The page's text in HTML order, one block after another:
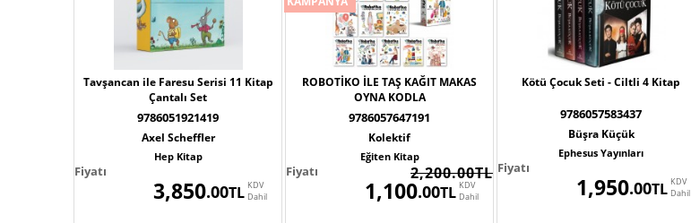
Tavşancan ile Faresu Serisi 11 Kitap
Çantalı Set
9786051921419
Axel Scheffler
Hep Kitap
Fiyatı
KDV
Dahil
TL
.00
3,850
ROBOTİKO İLE TAŞ KAĞIT MAKAS
OYNA KODLA
9786057647191
Kolektif
Eğiten Kitap
Fiyatı 2,200.00TL
KDV
Dahil
TL
.00
1,100
Kötü Çocuk Seti - Ciltli 4 Kitap
9786057583437
Büşra Küçük
Ephesus Yayınları
Fiyatı
KDV
Dahil
TL
.00
1,950